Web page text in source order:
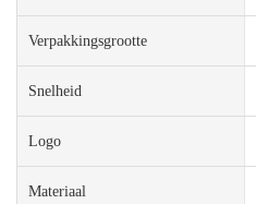
Verpakkingsgrootte
Snelheid
Logo
Materiaal